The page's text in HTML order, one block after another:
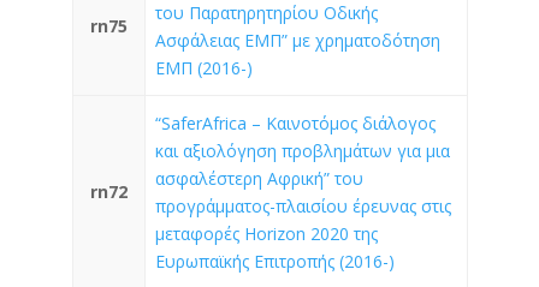
rn75
του Παρατηρητηρίου Οδικής
Ασφάλειας ΕΜΠ” με χρηματοδότηση
ΕΜΠ (2016-)
rn72
“SaferAfrica – Καινoτόμος διάλογος
και αξιολόγηση προβλημάτων για μια
ασφαλέστερη Αφρική” του
προγράμματος-πλαισίου έρευνας στις
μεταφορές Horizon 2020 της
Ευρωπαϊκής Επιτροπής (2016-)